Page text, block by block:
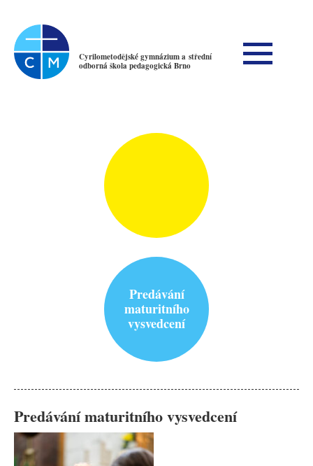
Cyrilometodějské gymnázium a střední
odborná škola pedagogická Brno
Predávání
maturitního
vysvedcení
Predávání maturitního vysvedcení